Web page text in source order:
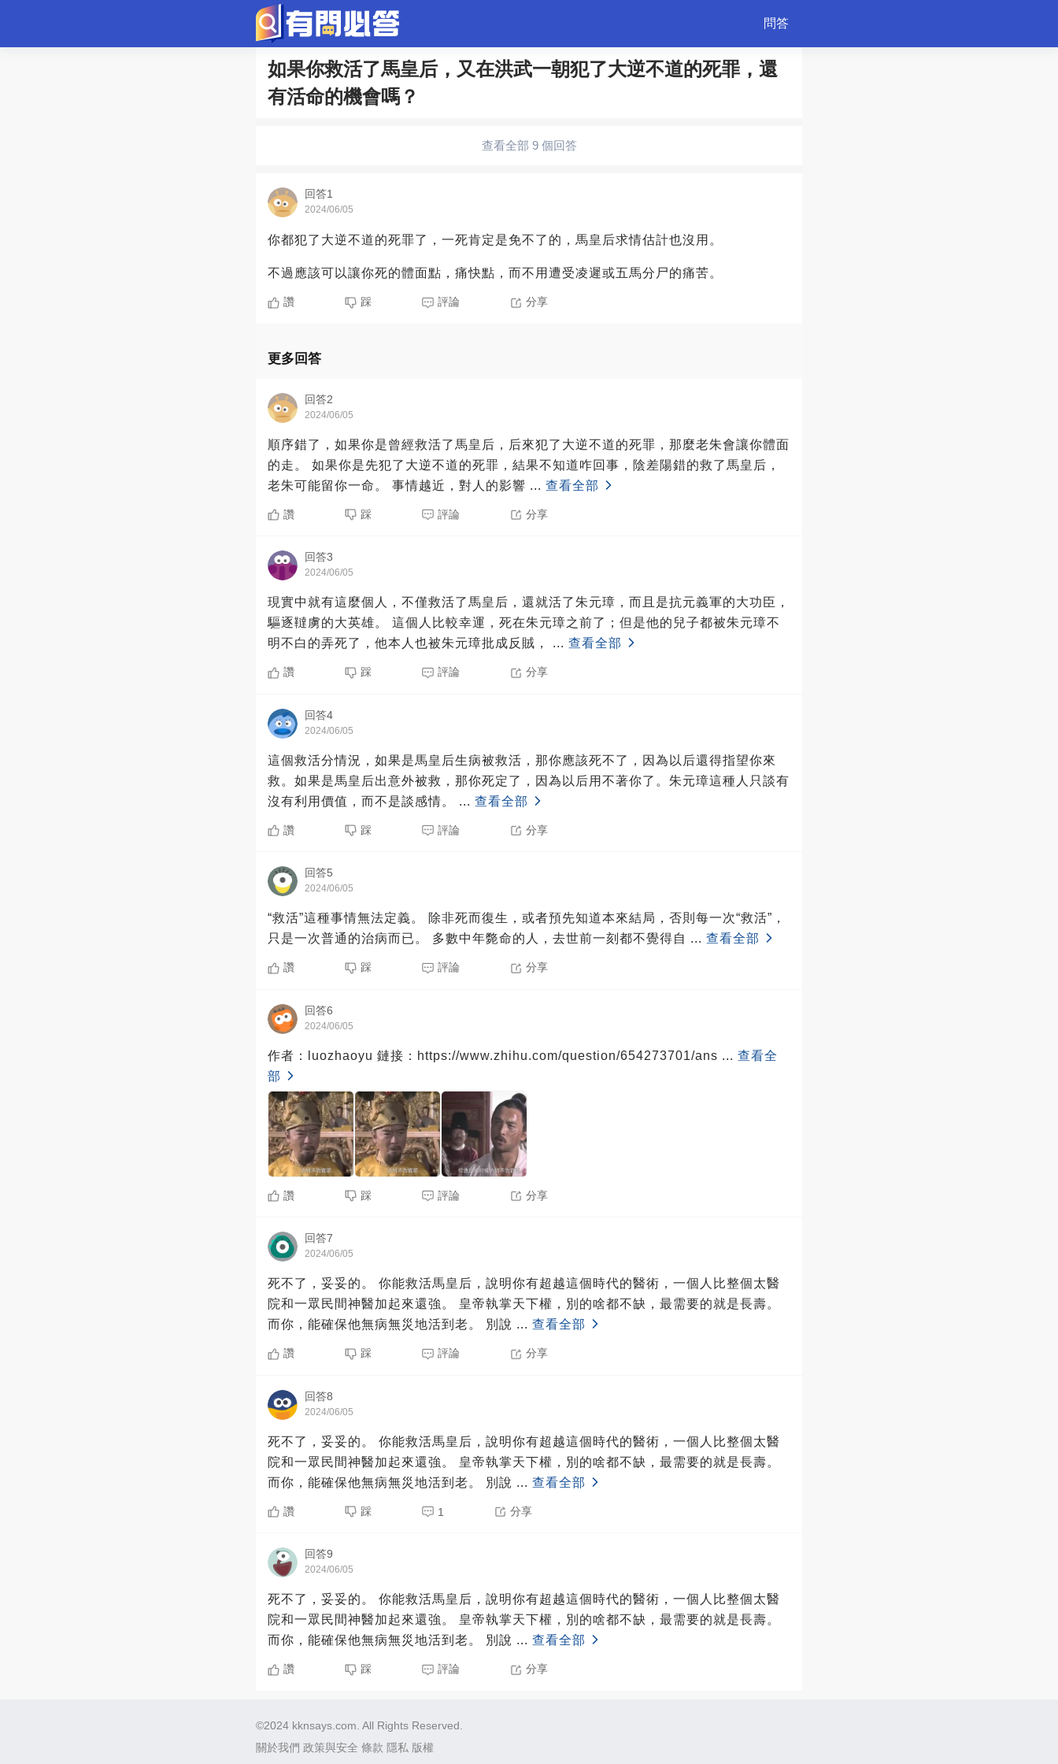
問答
如果你救活了馬皇后，又在洪武一朝犯了大逆不道的死罪，還
有活命的機會嗎？
查看全部 9 個回答
回答1
2024/06/05
你都犯了大逆不道的死罪了，一死肯定是免不了的，馬皇后求情估計也沒用。
不過應該可以讓你死的體面點，痛快點，而不用遭受凌遲或五馬分尸的痛苦。
讚 踩 評論 分享
更多回答
回答2
2024/06/05
順序錯了，如果你是曾經救活了馬皇后，后來犯了大逆不道的死罪，那麼老朱會讓你體面
的走。 如果你是先犯了大逆不道的死罪，結果不知道咋回事，陰差陽錯的救了馬皇后，
老朱可能留你一命。 事情越近，對人的影響 ... 查看全部
讚 踩 評論 分享
回答3
2024/06/05
現實中就有這麼個人，不僅救活了馬皇后，還就活了朱元璋，而且是抗元義軍的大功臣，
驅逐韃虜的大英雄。 這個人比較幸運，死在朱元璋之前了；但是他的兒子都被朱元璋不
明不白的弄死了，他本人也被朱元璋批成反賊， ... 查看全部
讚 踩 評論 分享
回答4
2024/06/05
這個救活分情況，如果是馬皇后生病被救活，那你應該死不了，因為以后還得指望你來
救。如果是馬皇后出意外被救，那你死定了，因為以后用不著你了。朱元璋這種人只談有
沒有利用價值，而不是談感情。 ... 查看全部
讚 踩 評論 分享
回答5
2024/06/05
“救活”這種事情無法定義。 除非死而復生，或者預先知道本來結局，否則每一次“救活”，
只是一次普通的治病而已。 多數中年斃命的人，去世前一刻都不覺得自 ... 查看全部
讚 踩 評論 分享
回答6
2024/06/05
作者：luozhaoyu 鏈接：https://www.zhihu.com/question/654273701/ans ... 查看全
部
讚 踩 評論 分享
回答7
2024/06/05
死不了，妥妥的。 你能救活馬皇后，說明你有超越這個時代的醫術，一個人比整個太醫
院和一眾民間神醫加起來還強。 皇帝執掌天下權，別的啥都不缺，最需要的就是長壽。
而你，能確保他無病無災地活到老。 別說 ... 查看全部
讚 踩 評論 分享
回答8
2024/06/05
死不了，妥妥的。 你能救活馬皇后，說明你有超越這個時代的醫術，一個人比整個太醫
院和一眾民間神醫加起來還強。 皇帝執掌天下權，別的啥都不缺，最需要的就是長壽。
而你，能確保他無病無災地活到老。 別說 ... 查看全部
讚 踩 1 分享
回答9
2024/06/05
死不了，妥妥的。 你能救活馬皇后，說明你有超越這個時代的醫術，一個人比整個太醫
院和一眾民間神醫加起來還強。 皇帝執掌天下權，別的啥都不缺，最需要的就是長壽。
而你，能確保他無病無災地活到老。 別說 ... 查看全部
讚 踩 評論 分享
©2024 kknsays.com. All Rights Reserved.
關於我們 政策與安全 條款 隱私 版權
問答
歷史 綜合問題
裝修 養生百科